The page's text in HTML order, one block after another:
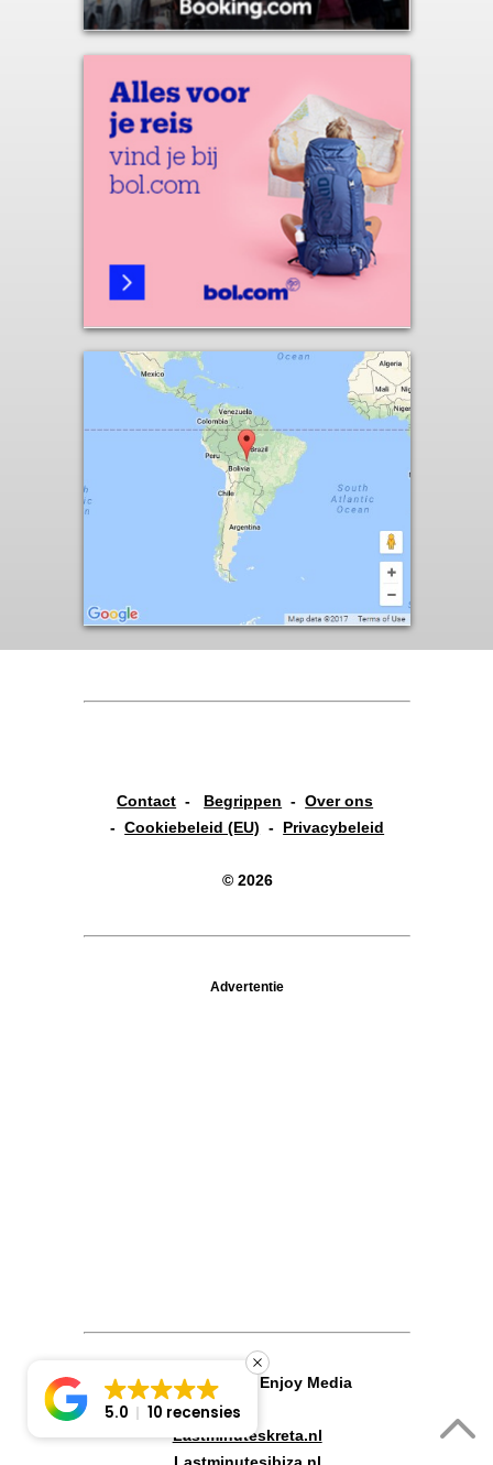
Contact - Begrippen -Over ons
-Cookiebeleid (EU) - Privacybeleid
© 2026
Advertentie
Also created by Enjoy Media
Lastminuteskreta.nl
5.0 10 recensies